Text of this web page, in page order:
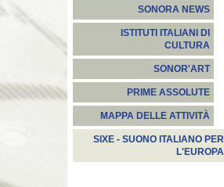
SONORA NEWS
ISTITUTI ITALIANI DI
CULTURA
SONOR'ART
PRIME ASSOLUTE
MAPPA DELLE ATTIVITÀ
SIXE - SUONO ITALIANO PER
L'EUROPA